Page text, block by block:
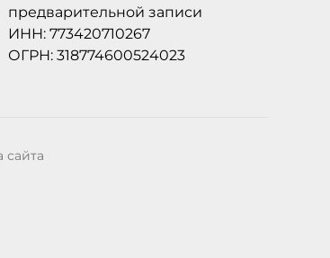
предварительной записи
ИНН: 773420710267
ОГРН: 318774600524023
сайта